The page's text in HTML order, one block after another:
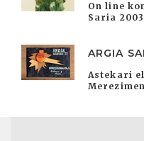
On line
Saria
ARGIA
Astekari